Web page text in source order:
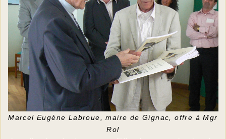
Marcel Eugène Labroue, maire de Gignac, offre à Mgr
Rol